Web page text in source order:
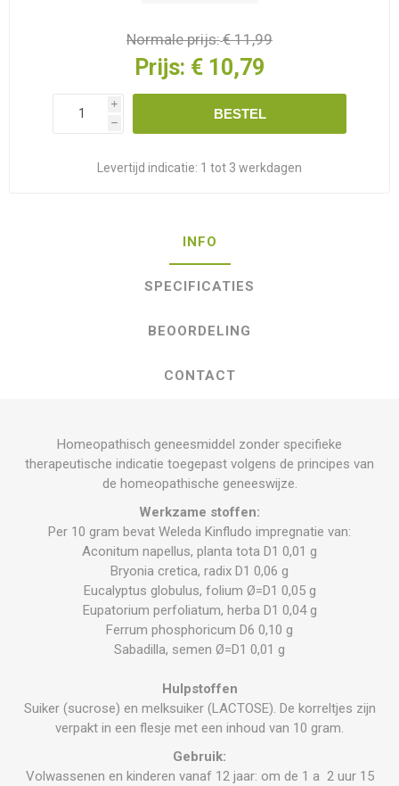
Normale prijs:€ 11,99
Prijs: € 10,79
i
h
BESTEL
Levertijd indicatie: 1 tot 3 werkdagen
INFO
SPECIFICATIES
BEOORDELING
CONTACT
Homeopathisch geneesmiddel zonder specifieke
therapeutische indicatie toegepast volgens de principes van
de homeopathische geneeswijze.
Werkzame stoffen:
Per 10 gram bevat Weleda Kinfludo impregnatie van:
Aconitum napellus, planta tota D1 0,01 g
Bryonia cretica, radix D1 0,06 g
Eucalyptus globulus, folium Ø=D1 0,05 g
Eupatorium perfoliatum, herba D1 0,04 g
Ferrum phosphoricum D6 0,10 g
Sabadilla, semen Ø=D1 0,01 g
Hulpstoffen
Suiker (sucrose) en melksuiker (LACTOSE). De korreltjes zijn
verpakt in een flesje met een inhoud van 10 gram.
Gebruik:
Volwassenen en kinderen vanaf 12 jaar: om de 1 a 2 uur 15